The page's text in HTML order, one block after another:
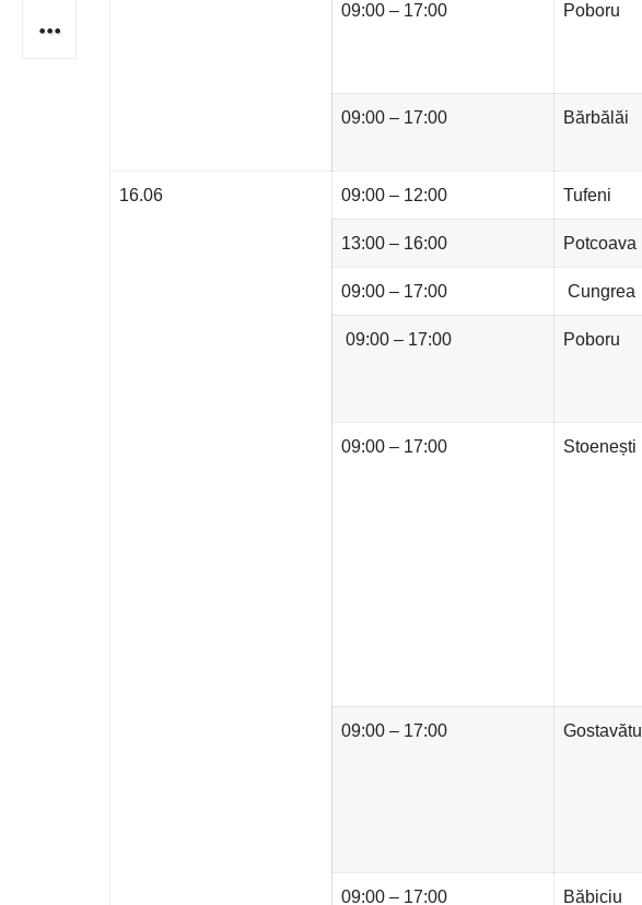
09:00 – 17:00 Poboru
09:00 – 17:00 Bărbălăi
16.06 09:00 – 12:00 Tufeni
13:00 – 16:00 Potcoava
09:00 – 17:00 Cungrea
09:00 – 17:00 Poboru
09:00 – 17:00 Stoenești
09:00 – 17:00 Gostavătu
09:00 – 17:00 Băbiciu